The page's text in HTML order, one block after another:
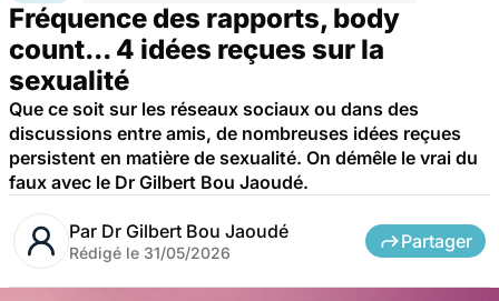
Fréquence des rapports, body
count... 4 idées reçues sur la
sexualité
Que ce soit sur les réseaux sociaux ou dans des
discussions entre amis, de nombreuses idées reçues
persistent en matière de sexualité. On démêle le vrai du
faux avec le Dr Gilbert Bou Jaoudé.
Par Dr Gilbert Bou Jaoudé
Rédigé le 31/05/2026
Partager